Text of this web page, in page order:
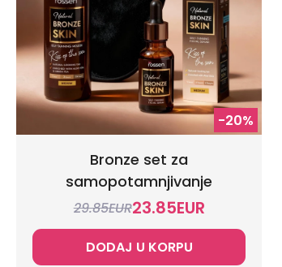
-20%
Bronze set za
samopotamnjivanje
29.85EUR23.85EUR
DODAJ U KORPU